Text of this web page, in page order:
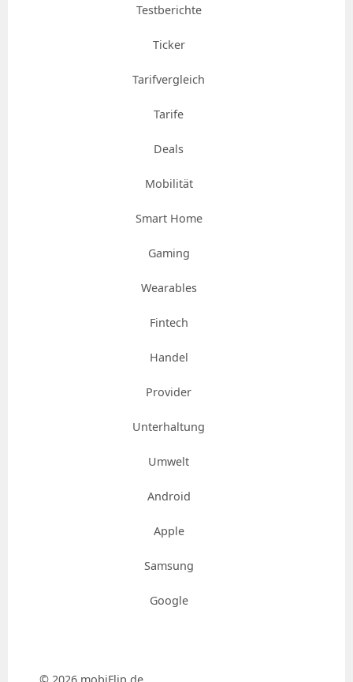
Testberichte
Ticker
Tarifvergleich
Tarife
Deals
Mobilität
Smart Home
Gaming
Wearables
Fintech
Handel
Provider
Unterhaltung
Umwelt
Android
Apple
Samsung
Google